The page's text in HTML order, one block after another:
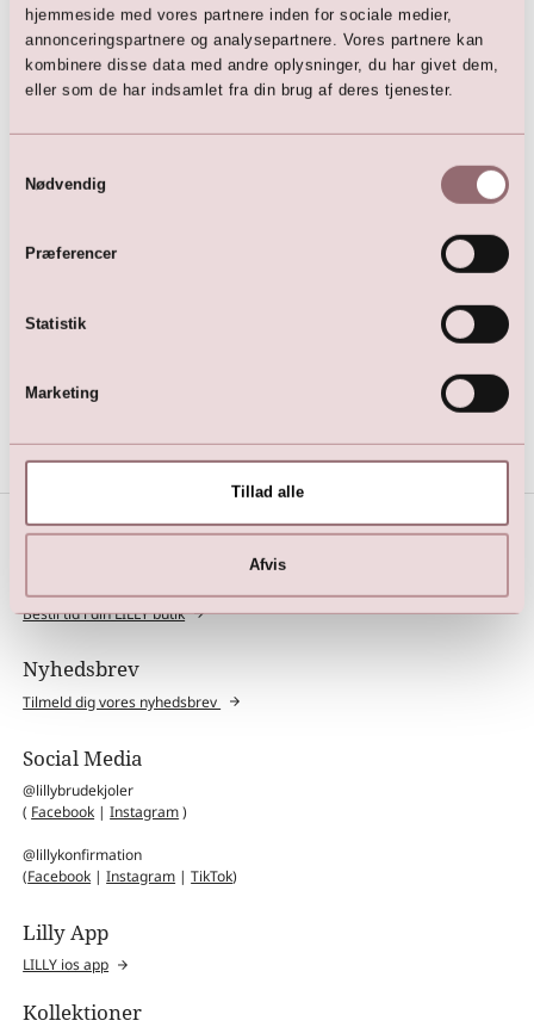
hjemmeside med vores partnere inden for sociale medier,
annonceringspartnere og analysepartnere. Vores partnere kan
kombinere disse data med andre oplysninger, du har givet dem,
eller som de har indsamlet fra din brug af deres tjenester.
Nødvendig
Præferencer
Statistik
Marketing
Tillad alle
Afvis
Multi Vikle Kjole (Light Rose)
1.695,00 DKK
Multi Vikle Kjole (Dark Blue)
1.695,00 DKK
Bestil tid i din LILLY butik
Nyhedsbrev
Tilmeld dig vores nyhedsbrev
Social Media
@lillybrudekjoler
( Facebook |Instagram)
@lillykonfirmation
(Facebook |Instagram |TikTok)
Lilly App
LILLY ios app
Kollektioner